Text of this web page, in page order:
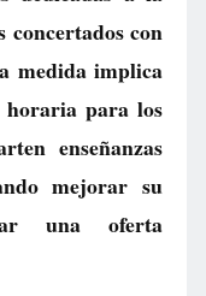
concertados con
medida implica
para los
enseñanzas
mejorar su
una oferta